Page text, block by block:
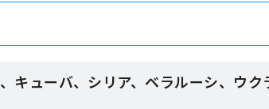
キューバ、シリア、ベラルーシ、ウ